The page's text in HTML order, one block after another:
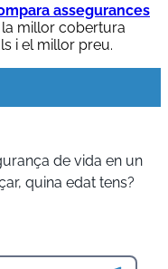
assegurances
millor cobertura
i el millor preu.
de vida en un
quina edat tens?